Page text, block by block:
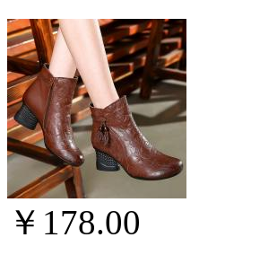
￥178.00